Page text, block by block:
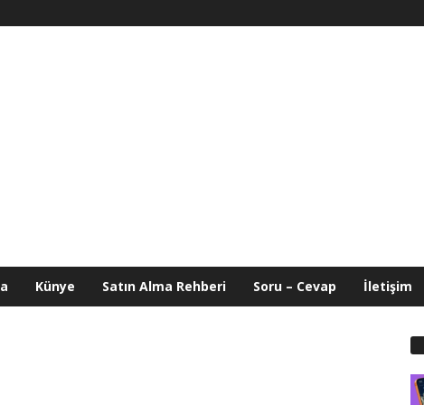
Künye Satın Alma Rehberi Soru – Cevap İletişim